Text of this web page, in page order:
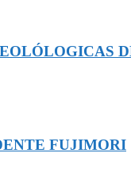
FUJIMORI